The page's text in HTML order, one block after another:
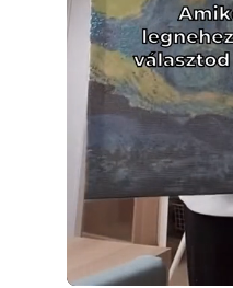
Unmute